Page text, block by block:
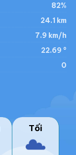
82%
24.1 km
7.9 km/h
22.69 °
0
Tối